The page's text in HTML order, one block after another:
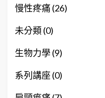
慢性疼痛 (26)
未分類 (0)
生物力學 (9)
系列講座 (0)